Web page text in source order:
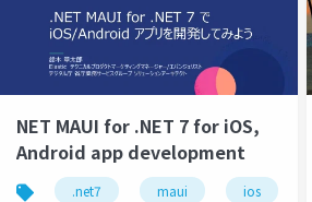
gpu nvidia fpt ai factory
c 13 .net maui github copilot
NET MAUI for .NET 7 for iOS,
Android app development
.net7 maui ios